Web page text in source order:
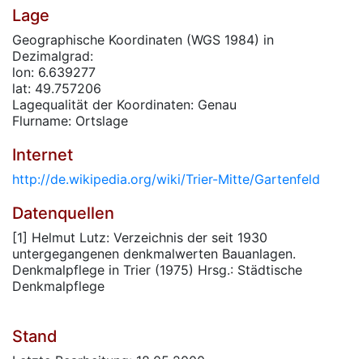
Lage
Geographische Koordinaten (WGS 1984) in
Dezimalgrad:
lon: 6.639277
lat: 49.757206
Lagequalität der Koordinaten: Genau
Flurname: Ortslage
Internet
http://de.wikipedia.org/wiki/Trier-Mitte/Gartenfeld
Datenquellen
[1] Helmut Lutz: Verzeichnis der seit 1930
untergegangenen denkmalwerten Bauanlagen.
Denkmalpflege in Trier (1975) Hrsg.: Städtische
Denkmalpflege
Stand